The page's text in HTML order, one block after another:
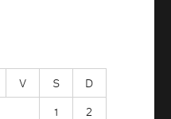
V S
D
1
2